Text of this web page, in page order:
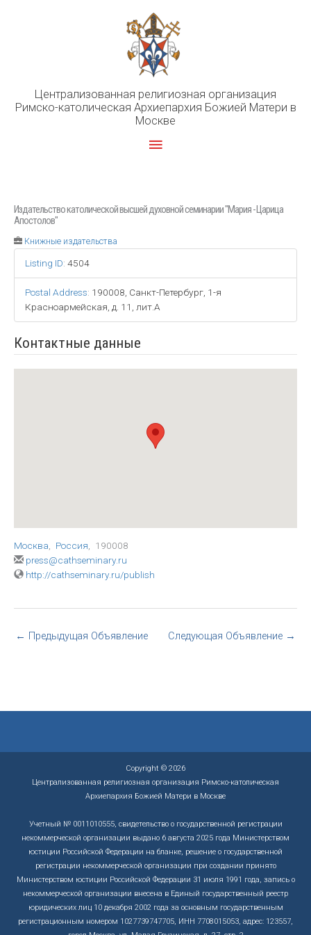
Централизованная религиозная организация
Римско-католическая Архиепархия Божией Матери в
Москве
Главное
Издательство католической высшей духовной семинарии "Мария - Царица
Апостолов"
Книжные издательства
Listing ID: 4504
Postal Address: 190008, Санкт-Петербург, 1-я
Красноармейская, д. 11, лит.А
Контактные данные
Москва, Россия, 190008
press@cathseminary.ru
http://cathseminary.ru/publish
← Предыдущая Объявление Следующая Объявление →
Copyright © 2026
Централизованная религиозная организация Римско-католическая
Архиепархия Божией Матери в Москве
Учетный № 0011010555, свидетельство о государственной регистрации
некоммерческой организации выдано 6 августа 2025 года Министерством
юстиции Российской Федерации на бланке, решение о государственной
регистрации некоммерческой организации при создании принято
Министерством юстиции Российской Федерации 31 июля 1991 года, запись о
некоммерческой организации внесена в Единый государственный реестр
юридических лиц 10 декабря 2002 года за основным государственным
регистрационным номером 1027739747705, ИНН 7708015053, адрес: 123557,